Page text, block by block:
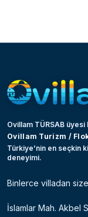
Ovillam TÜRSAB
Ovillam Turizm /
Türkiye’nin en seçkin
deneyimi.
Binlerce villadan
İslamlar Mah. Akbel